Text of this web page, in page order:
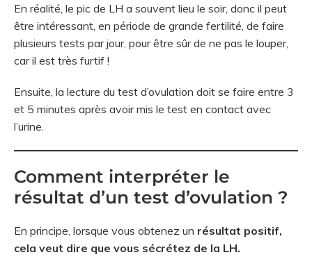
En réalité, le pic de LH a souvent lieu le soir, donc il peut
être intéressant, en période de grande fertilité, de faire
plusieurs tests par jour, pour être sûr de ne pas le louper,
car il est très furtif !
Ensuite, la lecture du test d’ovulation doit se faire entre 3
et 5 minutes après avoir mis le test en contact avec
l’urine.
Comment interpréter le
résultat d’un test d’ovulation ?
En principe, lorsque vous obtenez un résultat positif,
cela veut dire que vous sécrétez de la LH.